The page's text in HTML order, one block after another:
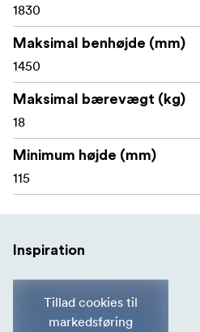
1830
Maksimal benhøjde (mm)
1450
Maksimal bærevægt (kg)
18
Minimum højde (mm)
115
Inspiration
Tillad cookies til
markedsføring